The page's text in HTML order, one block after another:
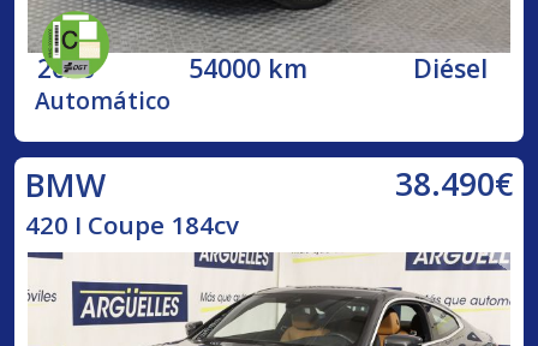
2020 54000 km Diésel
Automático
BMW 38.490€
420 I Coupe 184cv